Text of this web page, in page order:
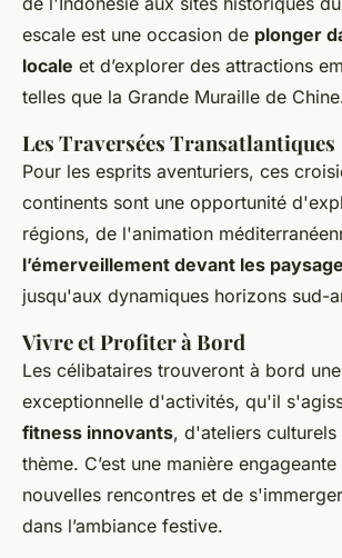
escale est une occasion de plonger
locale et d’explorer des attractions
telles que la Grande Muraille de
Les Traversées Transatlantiques
Pour les esprits aventuriers, ces
continents sont une opportunité
régions, de l'animation
l’émerveillement devant les
jusqu'aux dynamiques horizons sud-
Vivre et Profiter à Bord
Les célibataires trouveront à bord
exceptionnelle d'activités, qu'il
fitness innovants, d'ateliers
thème. C’est une manière
nouvelles rencontres et de
dans l’ambiance festive.